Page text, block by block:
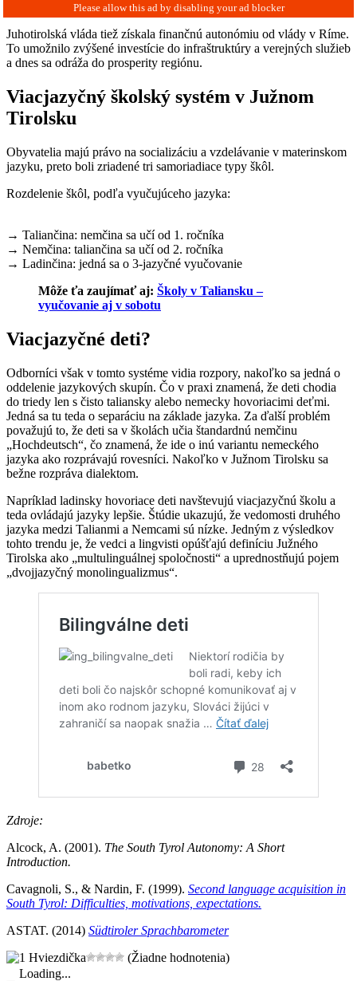
Juhotirolská vláda tiež získala finančnú autonómiu od vlády v Ríme.
To umožnilo zvýšené investície do infraštruktúry a verejných služieb
a dnes sa odráža do prosperity regiónu.
Viacjazyčný školský systém v Južnom
Tirolsku
Obyvatelia majú právo na socializáciu a vzdelávanie v materinskom
jazyku, preto boli zriadené tri samoriadiace typy škôl.
Rozdelenie škôl, podľa vyučujúceho jazyka:
→ Taliančina: nemčina sa učí od 1. ročníka
→ Nemčina: taliančina sa učí od 2. ročníka
→ Ladinčina: jedná sa o 3-jazyčné vyučovanie
Môže ťa zaujímať aj: Školy v Taliansku –
vyučovanie aj v sobotu
Viacjazyčné deti?
Odborníci však v tomto systéme vidia rozpory, nakoľko sa jedná o
oddelenie jazykových skupín. Čo v praxi znamená, že deti chodia
do triedy len s čisto taliansky alebo nemecky hovoriacimi deťmi.
Jedná sa tu teda o separáciu na základe jazyka. Za ďalší problém
považujú to, že deti sa v školách učia štandardnú nemčinu
„Hochdeutsch“, čo znamená, že ide o inú variantu nemeckého
jazyka ako rozprávajú rovesníci. Nakoľko v Južnom Tirolsku sa
bežne rozpráva dialektom.
Napríklad ladinsky hovoriace deti navštevujú viacjazyčnú školu a
teda ovládajú jazyky lepšie. Štúdie ukazujú, že vedomosti druhého
jazyka medzi Talianmi a Nemcami sú nízke. Jedným z výsledkov
tohto trendu je, že vedci a lingvisti opúšťajú definíciu Južného
Tirolska ako „multulinguálnej spoločnosti“ a uprednostňujú pojem
„dvojjazyčný monolingualizmus“.
Zdroje:
Alcock, A. (2001). The South Tyrol Autonomy: A Short
Introduction.
Cavagnoli, S., & Nardin, F. (1999). Second language acquisition in
South Tyrol: Difficulties, motivations, expectations.
ASTAT. (2014) Südtiroler Sprachbarometer
(Žiadne hodnotenia)
Loading...